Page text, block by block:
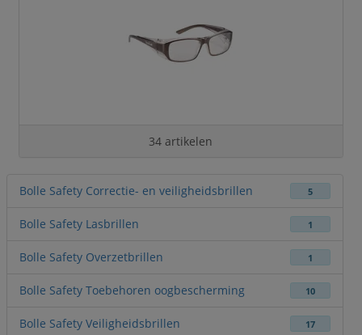
34 artikelen
Bolle Safety Correctie- en veiligheidsbrillen 5
Bolle Safety Lasbrillen 1
Bolle Safety Overzetbrillen 1
Bolle Safety Toebehoren oogbescherming 10
Bolle Safety Veiligheidsbrillen 17